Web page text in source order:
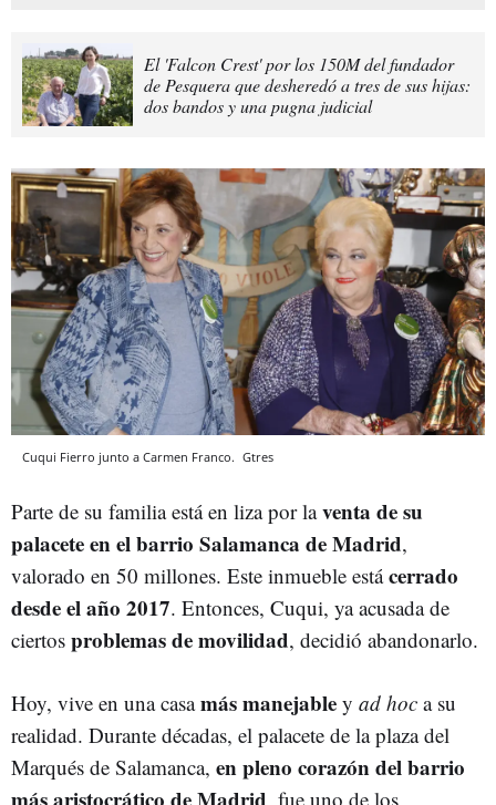
El 'Falcon Crest' por los 150M del fundador
de Pesquera que desheredó a tres de sus hijas:
dos bandos y una pugna judicial
Cuqui Fierro junto a Carmen Franco. Gtres
Parte de su familia está en liza por laventa de su
palacete en el barrio Salamanca de Madrid,
valorado en 50 millones. Este inmueble estácerrado
desde el año 2017. Entonces, Cuqui, ya acusada de
ciertos problemas de movilidad, decidió abandonarlo.
Hoy, vive en una casamás manejable y ad hoc a su
realidad. Durante décadas, el palacete de la plaza del
Marqués de Salamanca, en pleno corazón del barrio
más aristocrático de Madrid , fue uno de los